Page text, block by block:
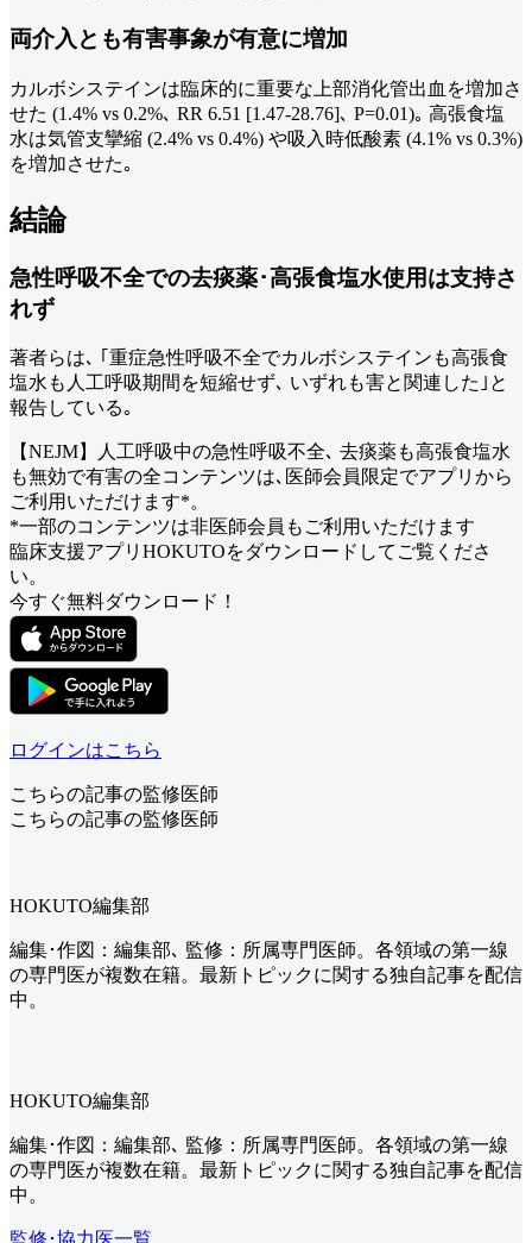
両介入とも有害事象が有意に増加
カルボシステインは臨床的に重要な上部消化管出血を増加さ
せた (1.4% vs 0.2%､ RR 6.51 [1.47-28.76]､ P=0.01)｡ 高張食塩
水は気管支攣縮 (2.4% vs 0.4%) や吸入時低酸素 (4.1% vs 0.3%)
を増加させた｡
結論
急性呼吸不全での去痰薬･高張食塩水使用は支持さ
れず
著者らは､ ｢重症急性呼吸不全でカルボシステインも高張食
塩水も人工呼吸期間を短縮せず､ いずれも害と関連した｣と
報告している｡
【NEJM】人工呼吸中の急性呼吸不全､ 去痰薬も高張食塩水
も無効で有害の全コンテンツは､医師会員限定でアプリから
ご利用いただけます*。
*一部のコンテンツは非医師会員もご利用いただけます
臨床支援アプリHOKUTOをダウンロードしてご覧くださ
い。
今すぐ無料ダウンロード！
ログインはこちら
こちらの記事の監修医師
こちらの記事の監修医師
HOKUTO編集部
編集･作図：編集部､ 監修：所属専門医師。各領域の第一線
の専門医が複数在籍。最新トピックに関する独自記事を配信
中。
HOKUTO編集部
編集･作図：編集部､ 監修：所属専門医師。各領域の第一線
の専門医が複数在籍。最新トピックに関する独自記事を配信
中。